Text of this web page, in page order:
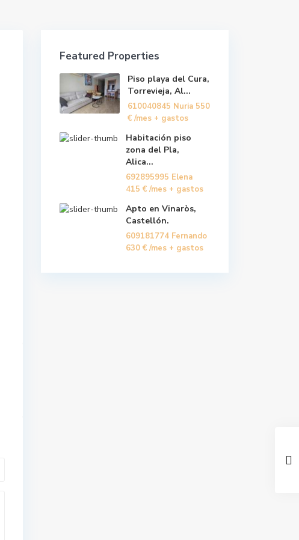
Featured Properties
Piso playa del Cura,
Torrevieja, Al...
610040845 Nuria 550
€ /mes + gastos
Habitación piso
zona del Pla,
Alica...
692895995 Elena
415 € /mes + gastos
Apto en Vinaròs,
Castellón.
609181774 Fernando
630 € /mes + gastos